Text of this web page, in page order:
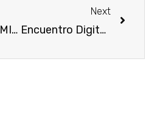
PORQUE HAY MILLONES DE RAZONES PARA AMARLO… I LOVE TRASVASE TAJO-SEGURA.
Next
Encuentro Digital sobre Balance de Carbono de las zonas regables del trasvase Tajo-Segura bajo distintos escenarios de incorporación de agua desalada